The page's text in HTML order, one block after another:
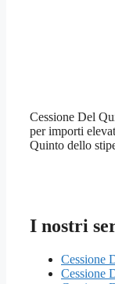
Cessione Del
per importi
Quinto dello
I nostri
Cessione
Cessione